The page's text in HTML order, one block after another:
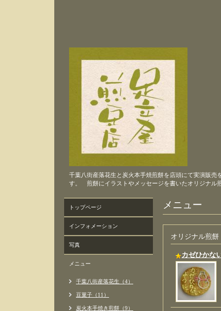
千葉八街産落花生と炭火本手焼煎餅を店頭にて実演販
す。 煎餅にイラストやメッセージを書いたオリジナル
メニュー
オリジナル煎餅
カゼひかな
トップページ
インフォメーション
写真
メニュー
千葉八街産落花生（4）
豆菓子（11）
炭火本手焼き煎餅（9）